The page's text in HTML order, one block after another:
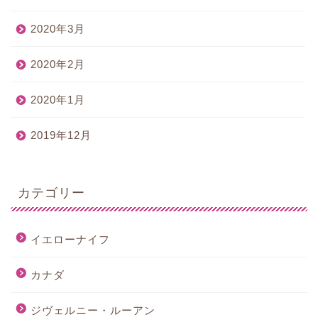
2020年3月
2020年2月
2020年1月
2019年12月
カテゴリー
イエローナイフ
カナダ
ジヴェルニー・ルーアン